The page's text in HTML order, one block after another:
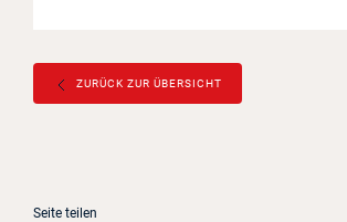
ZURÜCK ZUR ÜBERSICHT
Seite teilen